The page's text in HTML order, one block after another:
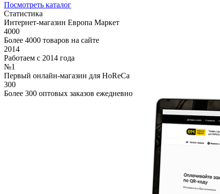
Посмотреть каталог
Статистика
Интернет-магазин Европа Маркет
4000
Более 4000 товаров на сайте
2014
Работаем с 2014 года
№1
Первый онлайн-магазин для HoReCa
300
Более 300 оптовых заказов ежедневно